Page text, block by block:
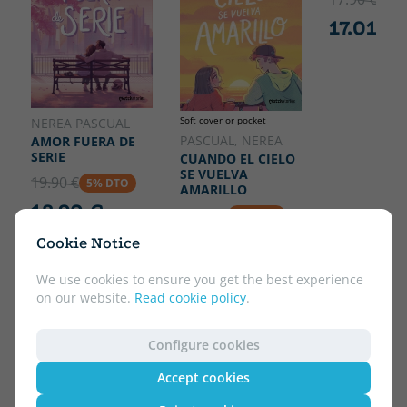
Cookie Notice
We use cookies to ensure you get the best experience
on our website. Read cookie policy.
Configure cookies
Accept cookies
NEREA PASCUAL
AMOR FUERA DE
SERIE
19.90 € 5% DTO
18.90 €
Soft cover or pocket
PASCUAL, NEREA
CUANDO EL CIELO
SE VUELVA
AMARILLO
16.90 €
17.01 €